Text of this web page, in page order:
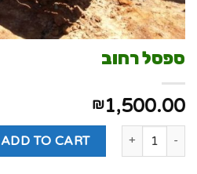
ספסל רחוב
₪1,500.00
ADD TO CART